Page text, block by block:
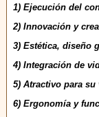
1) Ejecución del
2) Innovación y
3) Estética, diseño
4) Integración de
5) Atractivo para su
6) Ergonomía y